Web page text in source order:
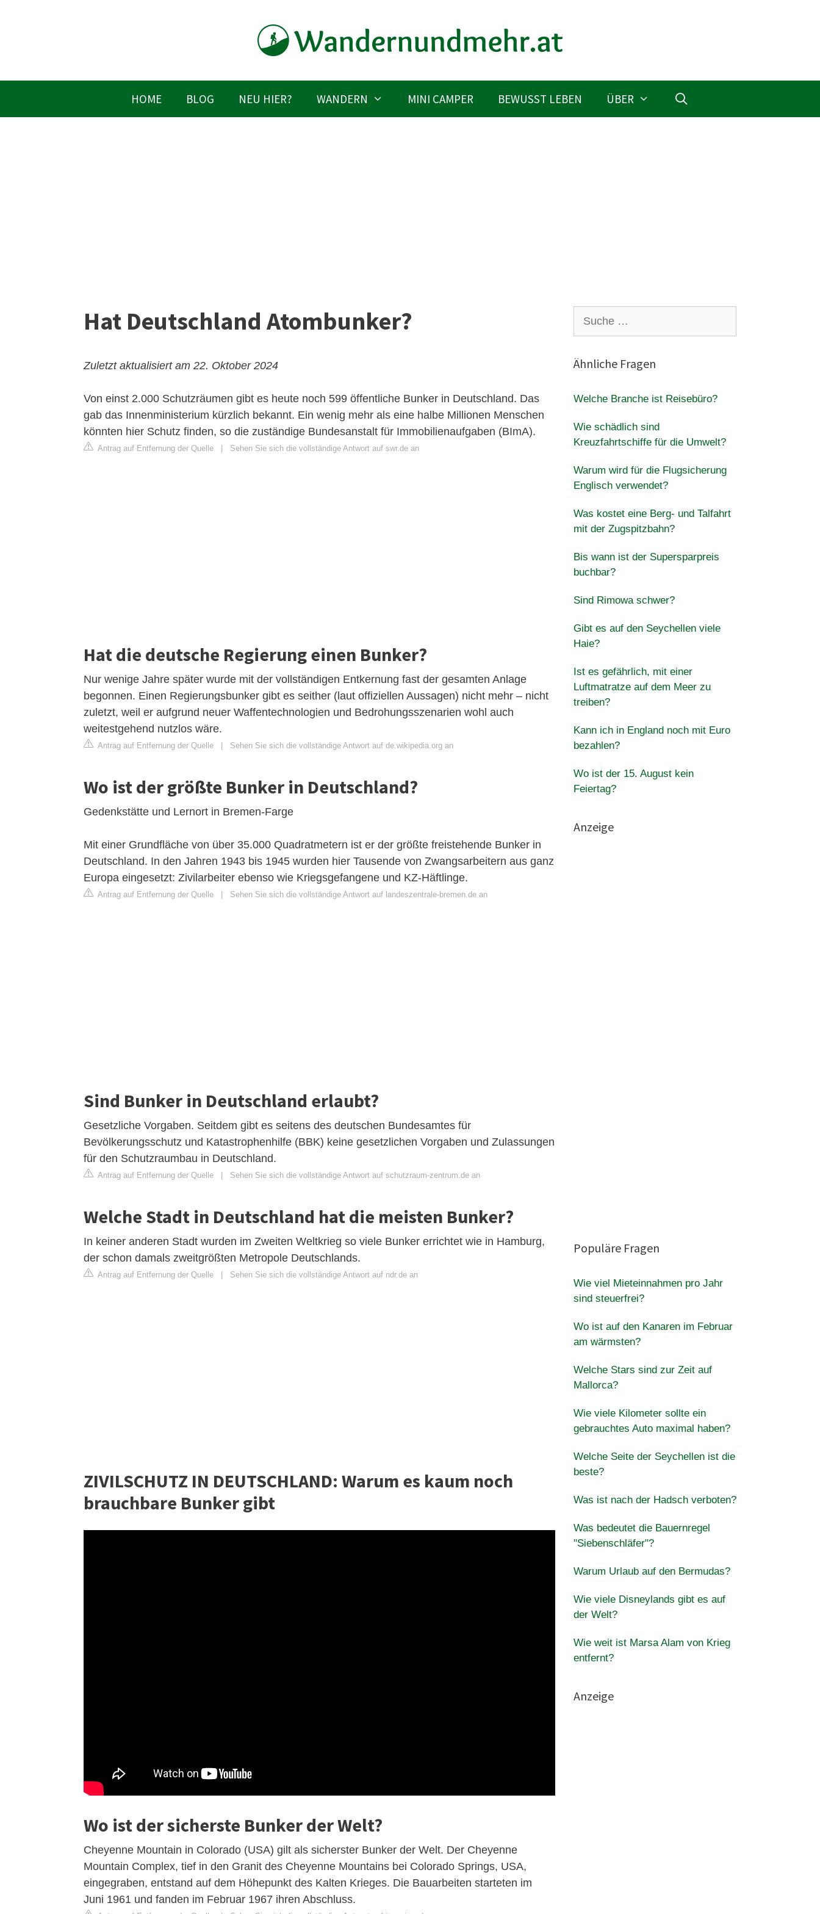
HOME BLOG NEU HIER? WANDERN MINI CAMPER BEWUSST LEBEN ÜBER
Hat Deutschland Atombunker?
Zuletzt aktualisiert am 22. Oktober 2024
Von einst 2.000 Schutzräumen gibt es heute noch 599 öffentliche Bunker in Deutschland. Das
gab das Innenministerium kürzlich bekannt. Ein wenig mehr als eine halbe Millionen Menschen
könnten hier Schutz finden, so die zuständige Bundesanstalt für Immobilienaufgaben (BImA).
Antrag auf Entfernung der Quelle Sehen Sie sich die vollständige Antwort auf swr.de an
Hat die deutsche Regierung einen Bunker?
Nur wenige Jahre später wurde mit der vollständigen Entkernung fast der gesamten Anlage
begonnen. Einen Regierungsbunker gibt es seither (laut offiziellen Aussagen) nicht mehr – nicht
zuletzt, weil er aufgrund neuer Waffentechnologien und Bedrohungsszenarien wohl auch
weitestgehend nutzlos wäre.
Antrag auf Entfernung der Quelle Sehen Sie sich die vollständige Antwort auf de.wikipedia.org an
Wo ist der größte Bunker in Deutschland?
Gedenkstätte und Lernort in Bremen-Farge
Mit einer Grundfläche von über 35.000 Quadratmetern ist er der größte freistehende Bunker in
Deutschland. In den Jahren 1943 bis 1945 wurden hier Tausende von Zwangsarbeitern aus ganz
Europa eingesetzt: Zivilarbeiter ebenso wie Kriegsgefangene und KZ-Häftlinge.
Antrag auf Entfernung der Quelle Sehen Sie sich die vollständige Antwort auf landeszentrale-bremen.de an
Sind Bunker in Deutschland erlaubt?
Gesetzliche Vorgaben. Seitdem gibt es seitens des deutschen Bundesamtes für
Bevölkerungsschutz und Katastrophenhilfe (BBK) keine gesetzlichen Vorgaben und Zulassungen
für den Schutzraumbau in Deutschland.
Antrag auf Entfernung der Quelle Sehen Sie sich die vollständige Antwort auf schutzraum-zentrum.de an
Welche Stadt in Deutschland hat die meisten Bunker?
In keiner anderen Stadt wurden im Zweiten Weltkrieg so viele Bunker errichtet wie in Hamburg,
der schon damals zweitgrößten Metropole Deutschlands.
Antrag auf Entfernung der Quelle Sehen Sie sich die vollständige Antwort auf ndr.de an
ZIVILSCHUTZ IN DEUTSCHLAND: Warum es kaum noch
brauchbare Bunker gibt
Wo ist der sicherste Bunker der Welt?
Cheyenne Mountain in Colorado (USA) gilt als sicherster Bunker der Welt. Der Cheyenne
Mountain Complex, tief in den Granit des Cheyenne Mountains bei Colorado Springs, USA,
eingegraben, entstand auf dem Höhepunkt des Kalten Krieges. Die Bauarbeiten starteten im
Juni 1961 und fanden im Februar 1967 ihren Abschluss.
nach:
Ähnliche Fragen
Welche Branche ist Reisebüro?
Wie schädlich sind
Kreuzfahrtschiffe für die Umwelt?
Warum wird für die Flugsicherung
Englisch verwendet?
Was kostet eine Berg- und Talfahrt
mit der Zugspitzbahn?
Bis wann ist der Supersparpreis
buchbar?
Sind Rimowa schwer?
Gibt es auf den Seychellen viele
Haie?
Ist es gefährlich, mit einer
Luftmatratze auf dem Meer zu
treiben?
Kann ich in England noch mit Euro
bezahlen?
Wo ist der 15. August kein
Feiertag?
Anzeige
Populäre Fragen
Wie viel Mieteinnahmen pro Jahr
sind steuerfrei?
Wo ist auf den Kanaren im Februar
am wärmsten?
Welche Stars sind zur Zeit auf
Mallorca?
Wie viele Kilometer sollte ein
gebrauchtes Auto maximal haben?
Welche Seite der Seychellen ist die
beste?
Was ist nach der Hadsch verboten?
Was bedeutet die Bauernregel
"Siebenschläfer"?
Warum Urlaub auf den Bermudas?
Wie viele Disneylands gibt es auf
der Welt?
Wie weit ist Marsa Alam von Krieg
entfernt?
Anzeige